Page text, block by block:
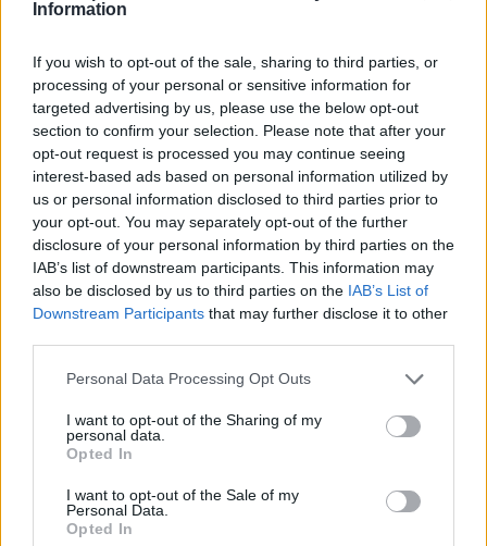
Information
If you wish to opt-out of the sale, sharing to third parties, or
processing of your personal or sensitive information for
targeted advertising by us, please use the below opt-out
section to confirm your selection. Please note that after your
opt-out request is processed you may continue seeing
interest-based ads based on personal information utilized by
us or personal information disclosed to third parties prior to
your opt-out. You may separately opt-out of the further
disclosure of your personal information by third parties on the
IAB’s list of downstream participants. This information may
also be disclosed by us to third parties on the IAB’s List of
Downstream Participants that may further disclose it to other
Please note that this website/app uses one or more Google
not limited to your visit or usage behaviour. You may click to
grant or deny consent to Google and its third-party tags to
use your data for below specified purposes in below Google
consent section.
Personal Data Processing Opt Outs
I want to opt-out of the Sharing of my
personal data.
Opted In
I want to opt-out of the Sale of my
Personal Data.
Opted In
„Harminc éve nyert Michael. Én akkor otthon
ültem a kanapén, és a futamot néztem.
Valószínűleg ugyanúgy, mint sokan mások, egy
tányérral az ölemben, szendvicset vagy talán
csirkehúslevest ettem.”
EZEKET IS AJÁNLJUK
FORMA-1
riválisától a Red Bull
Óriási átalakulás a Ferrarinál,
miközben baljós árnyak vetülnek a